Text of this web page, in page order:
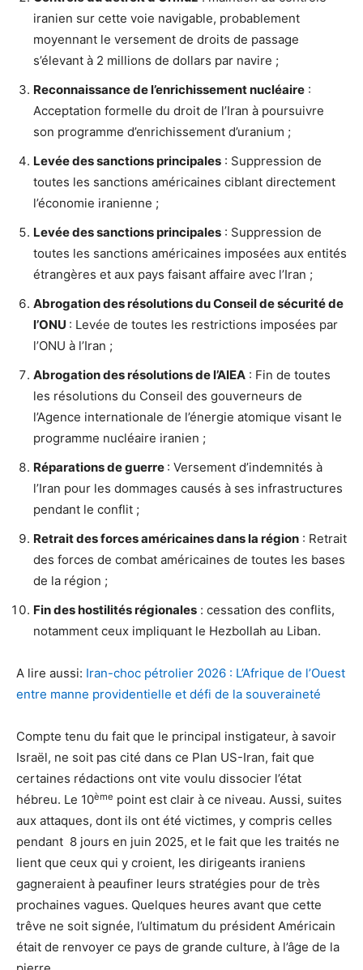
iranien sur cette voie navigable, probablement
moyennant le versement de droits de passage
s’élevant à 2 millions de dollars par navire ;
Reconnaissance de l’enrichissement nucléaire :
Acceptation formelle du droit de l’Iran à poursuivre
son programme d’enrichissement d’uranium ;
Levée des sanctions principales : Suppression de
toutes les sanctions américaines ciblant directement
l’économie iranienne ;
Levée des sanctions principales : Suppression de
toutes les sanctions américaines imposées aux entités
étrangères et aux pays faisant affaire avec l’Iran ;
Abrogation des résolutions du Conseil de sécurité de
l’ONU : Levée de toutes les restrictions imposées par
l’ONU à l’Iran ;
Abrogation des résolutions de l’AIEA : Fin de toutes
les résolutions du Conseil des gouverneurs de
l’Agence internationale de l’énergie atomique visant le
programme nucléaire iranien ;
Réparations de guerre : Versement d’indemnités à
l’Iran pour les dommages causés à ses infrastructures
pendant le conflit ;
Retrait des forces américaines dans la région : Retrait
des forces de combat américaines de toutes les bases
de la région ;
Fin des hostilités régionales : cessation des conflits,
notamment ceux impliquant le Hezbollah au Liban.
A lire aussi: Iran-choc pétrolier 2026 : L’Afrique de l’Ouest
entre manne providentielle et défi de la souveraineté
Compte tenu du fait que le principal instigateur, à savoir
Israël, ne soit pas cité dans ce Plan US-Iran, fait que
certaines rédactions ont vite voulu dissocier l’état
hébreu. Le 10ème point est clair à ce niveau. Aussi, suites
aux attaques, dont ils ont été victimes, y compris celles
pendant 8 jours en juin 2025, et le fait que les traités ne
lient que ceux qui y croient, les dirigeants iraniens
gagneraient à peaufiner leurs stratégies pour de très
prochaines vagues. Quelques heures avant que cette
trêve ne soit signée, l’ultimatum du président Américain
était de renvoyer ce pays de grande culture, à l’âge de la